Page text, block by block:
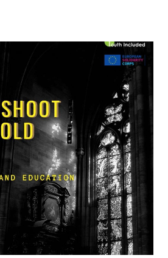
с нами связаться,
нас:
Telegram: